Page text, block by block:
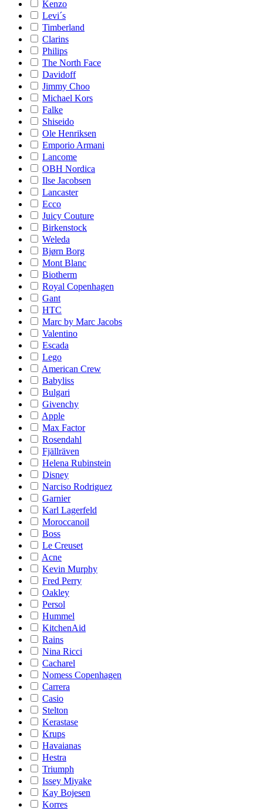
Kenzo
Levi´s
Timberland
Clarins
Philips
The North Face
Davidoff
Jimmy Choo
Michael Kors
Falke
Shiseido
Ole Henriksen
Emporio Armani
Lancome
OBH Nordica
Ilse Jacobsen
Lancaster
Ecco
Juicy Couture
Birkenstock
Weleda
Bjørn Borg
Mont Blanc
Biotherm
Royal Copenhagen
Gant
HTC
Marc by Marc Jacobs
Valentino
Escada
Lego
American Crew
Babyliss
Bulgari
Givenchy
Apple
Max Factor
Rosendahl
Fjällräven
Helena Rubinstein
Disney
Narciso Rodriguez
Garnier
Karl Lagerfeld
Moroccanoil
Boss
Le Creuset
Acne
Kevin Murphy
Fred Perry
Oakley
Persol
Hummel
KitchenAid
Rains
Nina Ricci
Cacharel
Nomess Copenhagen
Carrera
Casio
Stelton
Kerastase
Krups
Havaianas
Hestra
Triumph
Issey Miyake
Kay Bojesen
Korres